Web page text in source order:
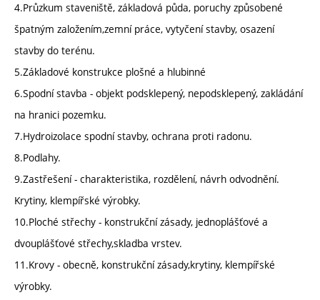
4.Průzkum staveniště, základová půda, poruchy způsobené
špatným založením,zemní práce, vytyčení stavby, osazení
stavby do terénu.
5.Základové konstrukce plošné a hlubinné
6.Spodní stavba - objekt podsklepený, nepodsklepený, zakládání
na hranici pozemku.
7.Hydroizolace spodní stavby, ochrana proti radonu.
8.Podlahy.
9.Zastřešení - charakteristika, rozdělení, návrh odvodnění.
Krytiny, klempířské výrobky.
10.Ploché střechy - konstrukční zásady, jednoplášťové a
dvouplášťové střechy,skladba vrstev.
11.Krovy - obecně, konstrukční zásady,krytiny, klempířské
výrobky.